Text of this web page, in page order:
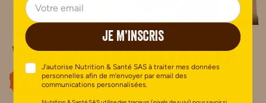
Vous avez des talents en
cuisine?
JE M’INSCRIS
J’autorise Nutrition & Santé SAS à traiter mes données
personnelles afin de m’envoyer par email des
communications personnalisées.